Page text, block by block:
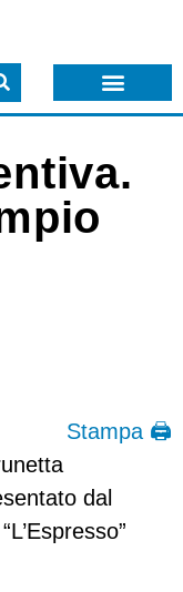
Stampa 🖨
dal